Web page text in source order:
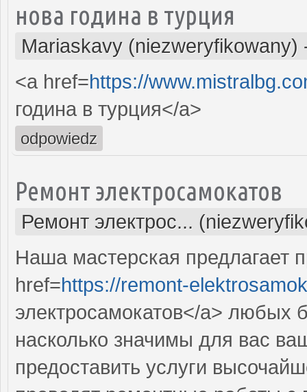
нова година в турция
Mariaskavy (niezweryfikowany)
<a href=https://
година в турция</a>
odpowiedz
Ремонт электросамокатов
Ремонт электрос...
Наша мастерская предлагает
href=https://remont-
электросамокатов</a>
насколько значимы для вас
предоставить услуги